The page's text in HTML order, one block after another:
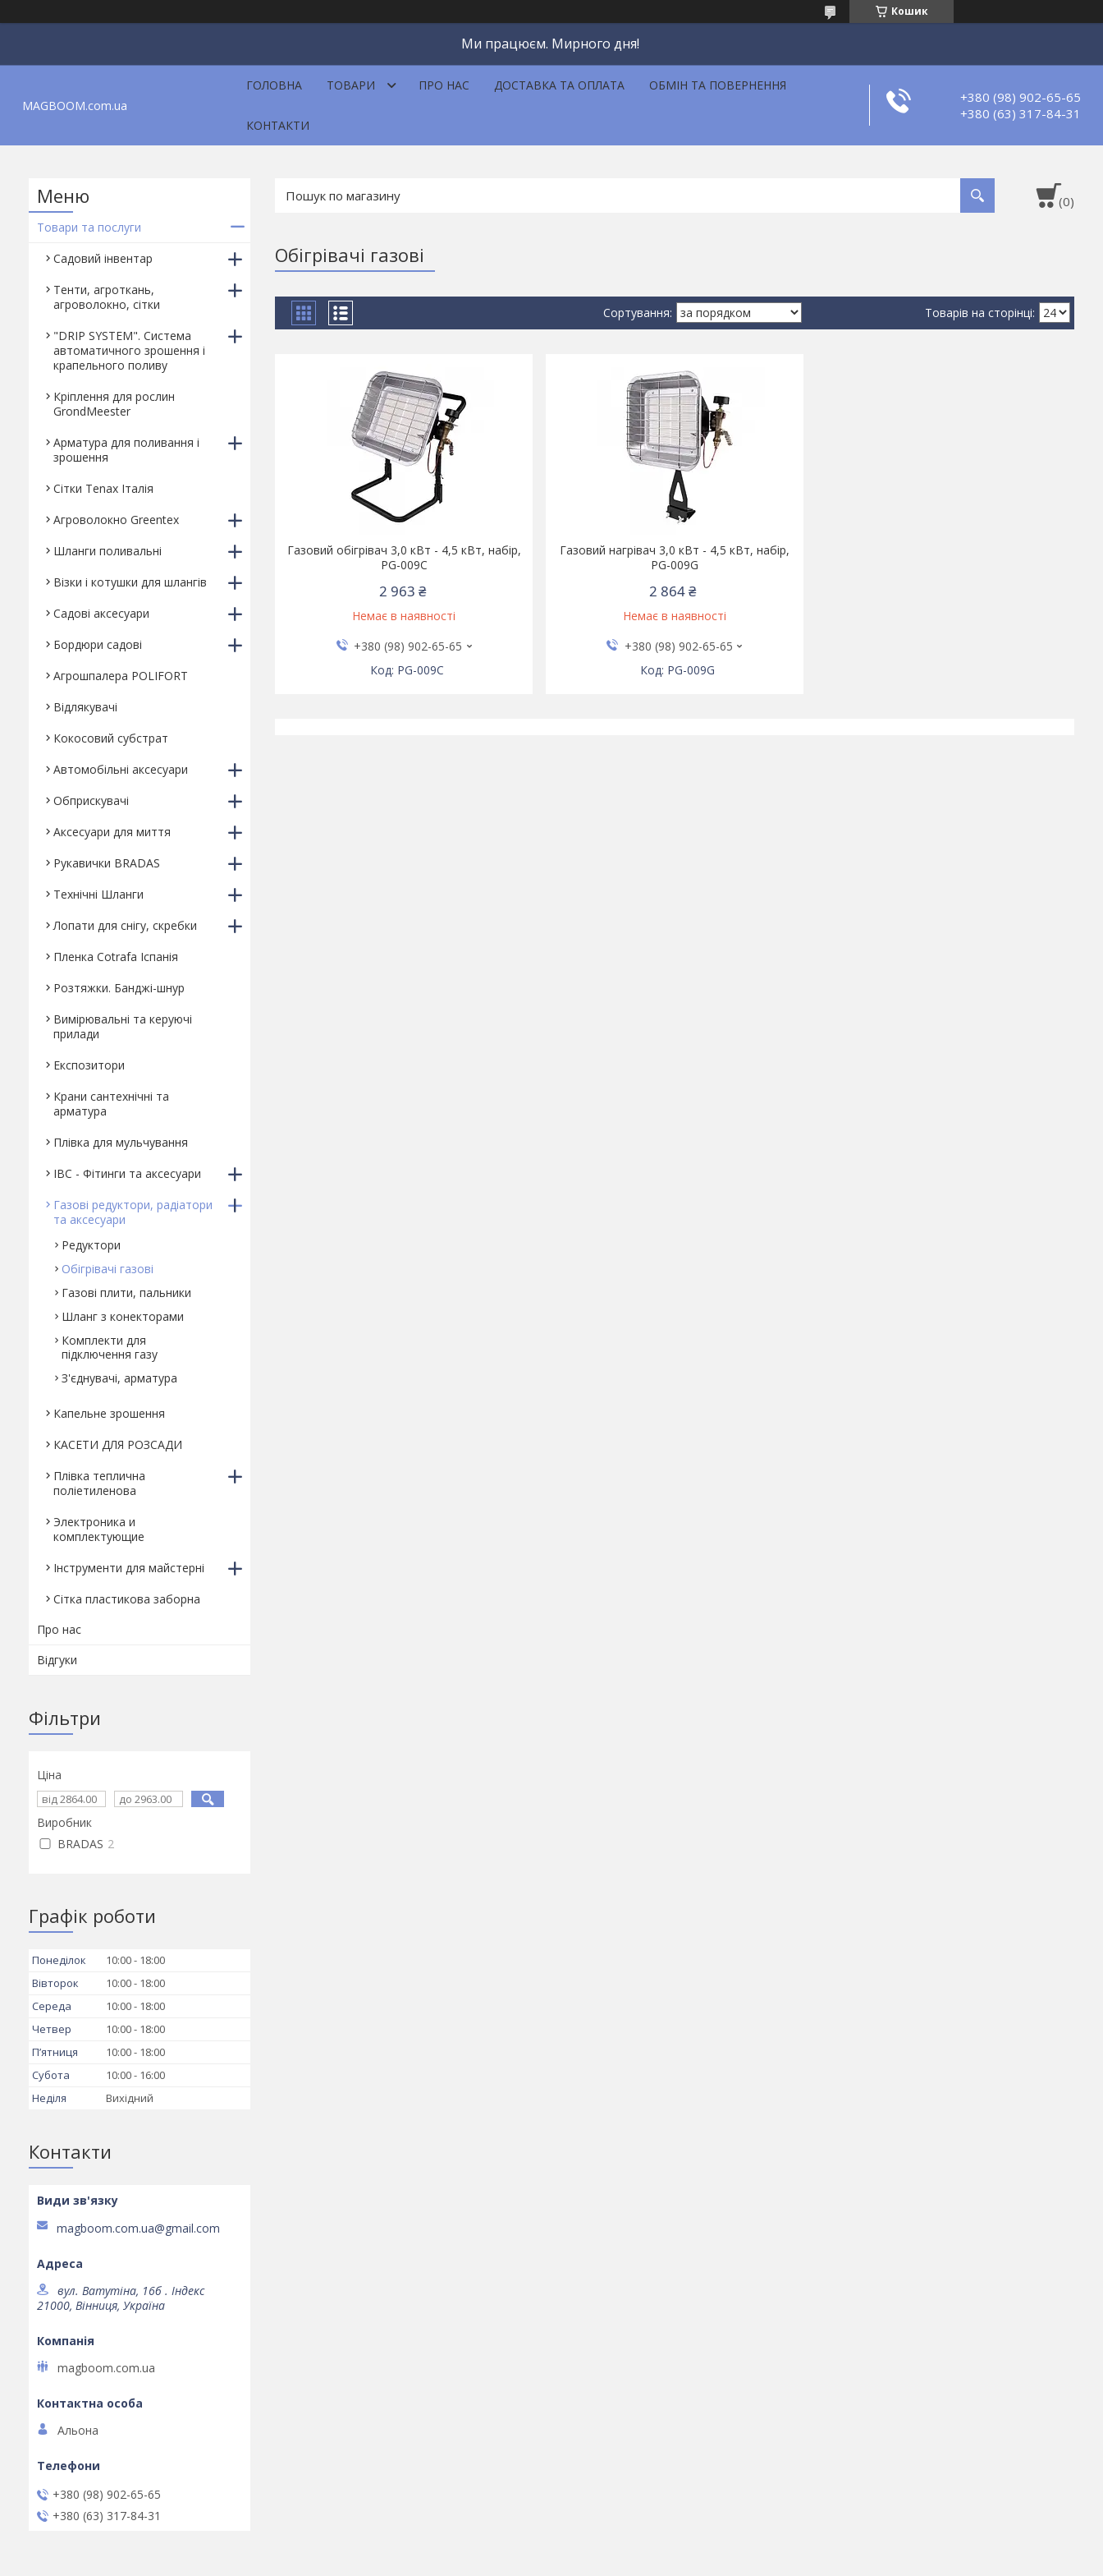
Кошик
Ми працюєм. Мирного дня!
MAGBOOM.com.ua
ГОЛОВНА ТОВАРИ ПРО НАС ДОСТАВКА ТА ОПЛАТА ОБМІН ТА ПОВЕРНЕННЯ
КОНТАКТИ
+380 (98) 902-65-65
+380 (63) 317-84-31
Обігрівачі газові
Газовий обігрівач 3,0 кВт - 4,5 кВт, набір,
PG-009C
2 963 ₴
Немає в наявності
+380 (98) 902-65-65
PG-009C
Газовий нагрівач 3,0 кВт - 4,5 кВт, набір,
PG-009G
2 864 ₴
Немає в наявності
+380 (98) 902-65-65
PG-009G
Товари та послуги
Садовий інвентар
Тенти, агроткань,
агроволокно, сітки
"DRIP SYSTEM". Система
автоматичного зрошення і
крапельного поливу
Кріплення для рослин
GrondMeester
Арматура для поливання і
зрошення
Сітки Tenax Італія
Агроволокно Greentex
Шланги поливальні
Візки і котушки для шлангів
Садові аксесуари
Бордюри садові
Агрошпалера POLIFORT
Відлякувачі
Кокосовий субстрат
Автомобільні аксесуари
Обприскувачі
Аксесуари для миття
Рукавички BRADAS
Технічні Шланги
Лопати для снігу, скребки
Пленка Cotrafa Іспанія
Розтяжки. Банджі-шнур
Вимірювальні та керуючі
прилади
Експозитори
Крани сантехнічні та
арматура
Плівка для мульчування
IBC - Фітинги та аксесуари
Газові редуктори, радіатори
та аксесуари
Редуктори
Обігрівачі газові
Газові плити, пальники
Шланг з конекторами
Комплекти для
підключення газу
З'єднувачі, арматура
Капельне зрошення
КАСЕТИ ДЛЯ РОЗСАДИ
Плівка теплична
поліетиленова
Электроника и
комплектующие
Інструменти для майстерні
Сітка пластикова заборна
Про нас
Відгуки
Фільтри
Ціна
Виробник
BRADAS 2
Графік роботи
Понеділок 10:00
18:00
Вівторок
10:00
18:00
Середа
10:00
18:00
Четвер
10:00
18:00
Пʼятниця
10:00
18:00
Субота
10:00
16:00
Неділя
Вихідний
Контакти
magboom.com.ua@gmail.com
вул. Ватутіна, 16б . Індекс
21000, Вінниця, Україна
magboom.com.ua
Альона
+380 (98) 902-65-65
+380 (63) 317-84-31